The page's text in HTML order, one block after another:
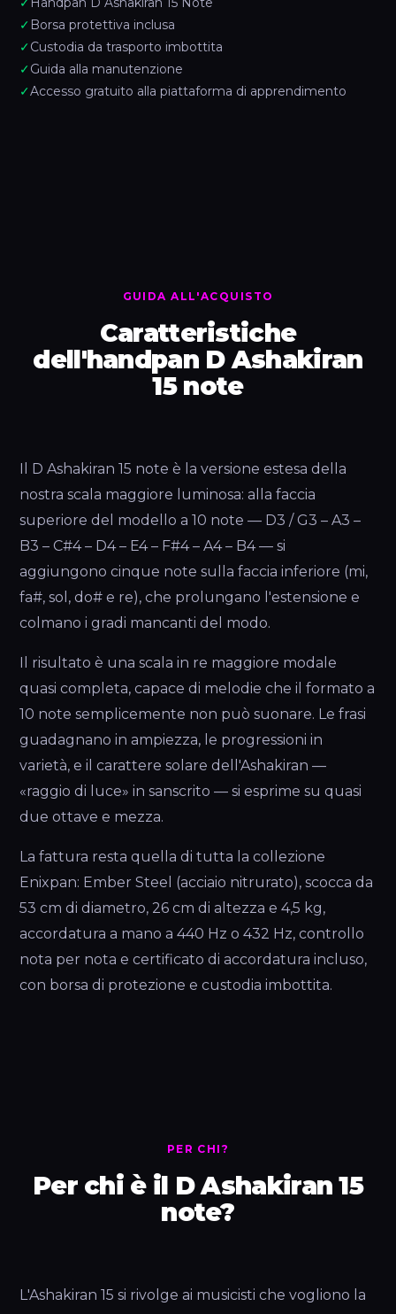
✓ Borsa protettiva inclusa
✓Custodia da trasporto imbottita
✓Guida alla manutenzione
✓Accesso gratuito alla piattaforma di apprendimento
GUIDA ALL'ACQUISTO
Caratteristiche
dell'handpan D Ashakiran
15 note
Il D Ashakiran 15 note è la versione estesa della
nostra scala maggiore luminosa: alla faccia
superiore del modello a 10 note — D3 / G3 – A3 –
B3 – C#4 – D4 – E4 – F#4 – A4 – B4 — si
aggiungono cinque note sulla faccia inferiore (mi,
fa#, sol, do# e re), che prolungano l'estensione e
colmano i gradi mancanti del modo.
Il risultato è una scala in re maggiore modale
quasi completa, capace di melodie che il formato a
10 note semplicemente non può suonare. Le frasi
guadagnano in ampiezza, le progressioni in
varietà, e il carattere solare dell'Ashakiran —
«raggio di luce» in sanscrito — si esprime su quasi
due ottave e mezza.
La fattura resta quella di tutta la collezione
Enixpan: Ember Steel (acciaio nitrurato), scocca da
53 cm di diametro, 26 cm di altezza e 4,5 kg,
accordatura a mano a 440 Hz o 432 Hz, controllo
nota per nota e certificato di accordatura incluso,
con borsa di protezione e custodia imbottita.
PER CHI?
Per chi è il D Ashakiran 15
note?
L'Ashakiran 15 si rivolge ai musicisti che vogliono la